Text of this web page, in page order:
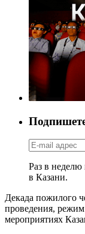
Раз в
в Казани.
Декада пожилого
проведения,
мероприятиях